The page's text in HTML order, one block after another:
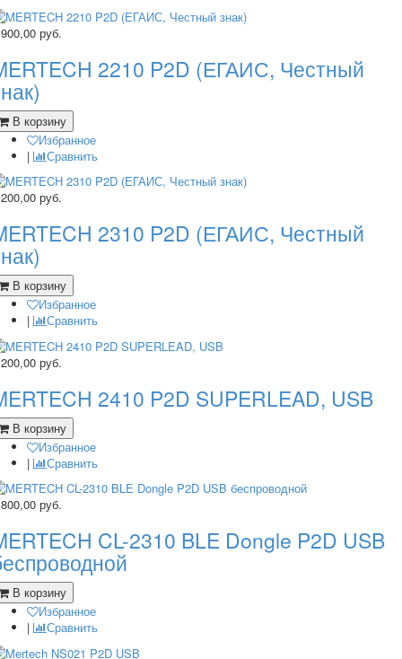
руб.
2210 P2D (ЕГАИС, Честный
В корзину
Избранное
|
Сравнить
руб.
2310 P2D (ЕГАИС, Честный
В корзину
Избранное
|
Сравнить
руб.
2410 P2D SUPERLEAD, USB
В корзину
Избранное
|
Сравнить
руб.
CL-2310 BLE Dongle P2D USB
В корзину
Избранное
|
Сравнить